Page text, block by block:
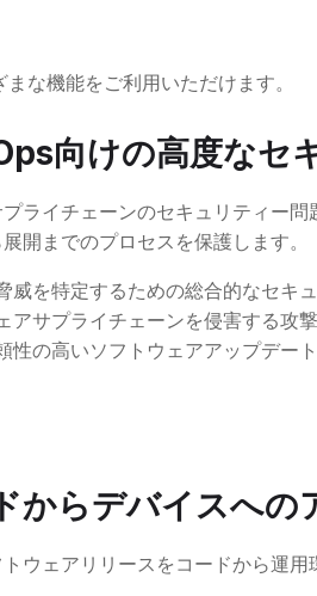
な機能をご利用いただけます。
向けの高度なセ
ライチェーンのセキュリティー
開までのプロセスを保護します。
威を特定するための総合的なセキ
アサプライチェーンを侵害する攻撃
性の高いソフトウェアアップデート
からデバイスへの
ウェアリリースをコードから運用